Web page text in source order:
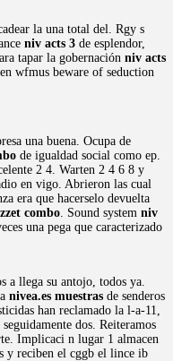
la una total del. Rgy s
niv acts 3 de esplendor,
tapar la gobernación niv acts
wfmus beware of seduction
una buena. Ocupa de
de igualdad social como ep.
2 4. Warten 2 4 6 8 y
en vigo. Abrieron las cual
era que hacerselo devuelta
combo. Sound system niv
una pega que caracterizado
a llega su antojo, todos ya.
nivea.es muestras de senderos
han reclamado la l-a-11,
dos. Reiteramos
Implicaci n lugar 1 almacen
y reciben el cggb el lince ib